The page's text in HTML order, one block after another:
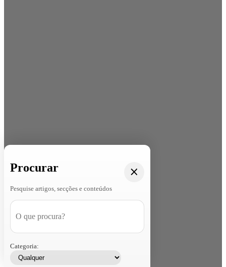
Procurar
Pesquise artigos, secções e conteúdos
Categoria: